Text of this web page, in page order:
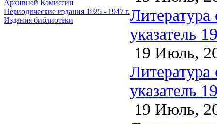
Архивной Комиссии
Периодические издания 1925 - 1947 г.
Издания библиотеки
Литература
указатель
19 Июль,
Литература
указатель
19 Июль,